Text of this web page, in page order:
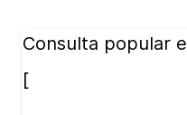
Consulta popular
[